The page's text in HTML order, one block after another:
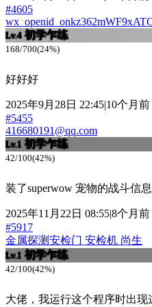
#4605
Lv.4初学乍练
168/700(24%)
好好好
2025年9月28日 22:45|10个月前
#5455
416680191@qq.com
Lv.1 初学乍练
42/100(42%)
装了superwow 宠物的战斗信
2025年11月22日 08:55|8个月前
#5917
金属探测安检门 安检机 尚生
Lv.1 初学乍练
42/100(42%)
大佬，我运行这个程序时出